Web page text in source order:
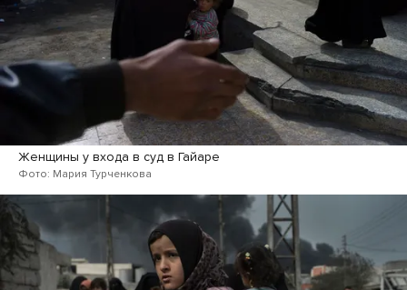
Женщины у входа в суд в Гайаре
Фото: Мария Турченкова